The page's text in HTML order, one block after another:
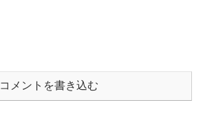
コメントを書き込む